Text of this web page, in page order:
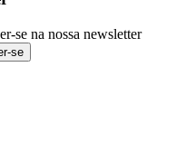
se na nossa newsletter
se